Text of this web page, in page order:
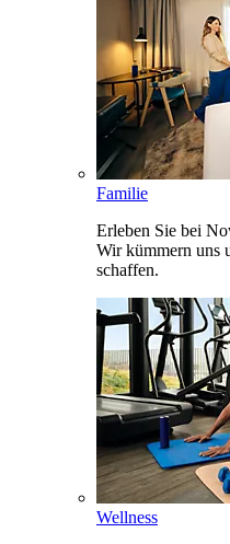
Familie
Erleben Sie bei
Wir kümmern uns
schaffen.
Wellness